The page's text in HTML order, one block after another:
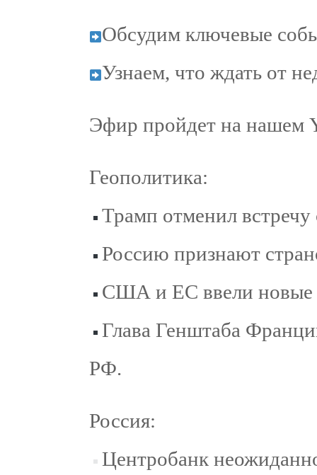
Обсудим ключевые
Узнаем, что ждать от
Эфир пройдет на нашем
Геополитика:
Трамп отменил
Россию признают
США и ЕС ввели новые
Глава Генштаба
РФ.
Россия:
Центробанк